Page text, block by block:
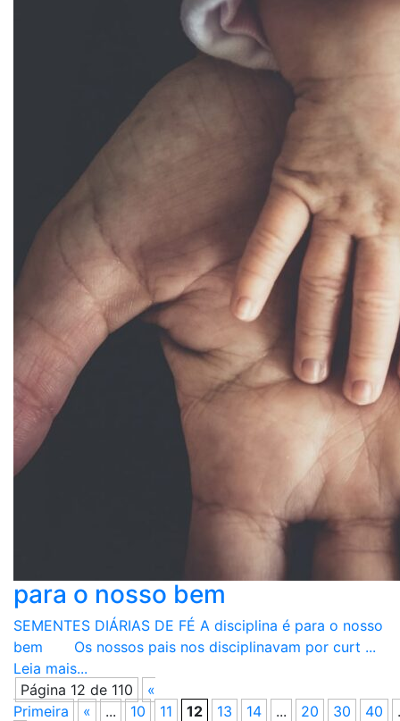
para o nosso bem
SEMENTES DIÁRIAS DE FÉ A disciplina é para o nosso
bem Os nossos pais nos disciplinavam por curt ...
Leia mais...
Página 12 de 110
«
Primeira
« ... 10 11 12 13 14 ... 20 30 40